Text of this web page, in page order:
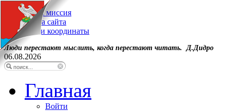
Наша миссия
Карта сайта
Наши координаты
Люди перестают мыслить, когда перестают читать. Д.Дидро
06.08.2026
Главная
Войти